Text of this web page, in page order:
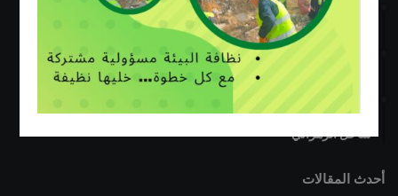
23/06/2018
إفتتاح معمل فرز النفايات في أبو الأسود الخرايب
ندوة حول عملية قطاف وجودة الزيتون .. عصر وتخزين زيت الزيتون
06/03/2019
طلاب مدرسة عدلون الرسمية يزورون مركز الفرز التابع لإتحاد بلديات
ساحل الزهراني
أحدث المقالات